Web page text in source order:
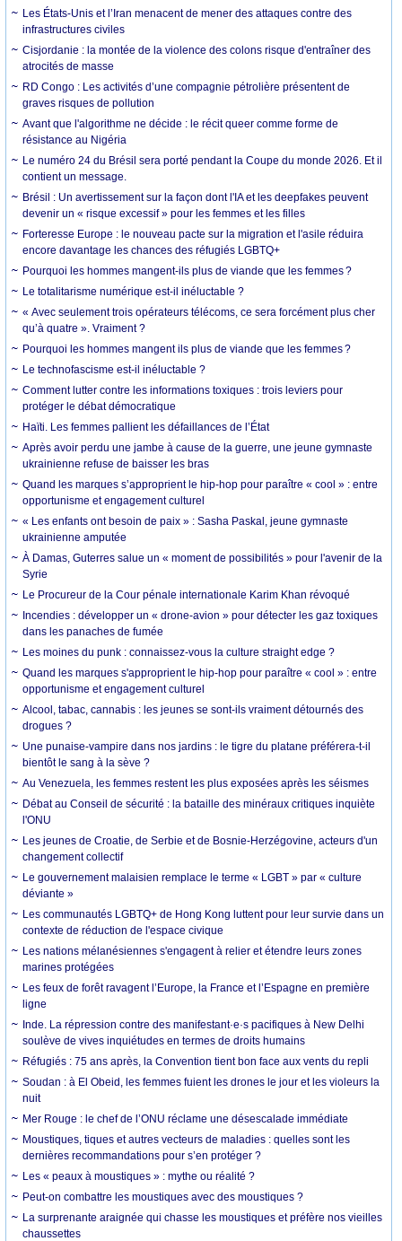
Les États-Unis et l’Iran menacent de mener des attaques contre des
infrastructures civiles
Cisjordanie : la montée de la violence des colons risque d'entraîner des
atrocités de masse
RD Congo : Les activités d’une compagnie pétrolière présentent de
graves risques de pollution
Avant que l'algorithme ne décide : le récit queer comme forme de
résistance au Nigéria
Le numéro 24 du Brésil sera porté pendant la Coupe du monde 2026. Et il
contient un message.
Brésil : Un avertissement sur la façon dont l'IA et les deepfakes peuvent
devenir un « risque excessif » pour les femmes et les filles
Forteresse Europe : le nouveau pacte sur la migration et l'asile réduira
encore davantage les chances des réfugiés LGBTQ+
Pourquoi les hommes mangent-ils plus de viande que les femmes ?
Le totalitarisme numérique est-il inéluctable ?
« Avec seulement trois opérateurs télécoms, ce sera forcément plus cher
qu’à quatre ». Vraiment ?
Pourquoi les hommes mangent ils plus de viande que les femmes ?
Le technofascisme est-il inéluctable ?
Comment lutter contre les informations toxiques : trois leviers pour
protéger le débat démocratique
Haïti. Les femmes pallient les défaillances de l’État
Après avoir perdu une jambe à cause de la guerre, une jeune gymnaste
ukrainienne refuse de baisser les bras
Quand les marques s’approprient le hip-hop pour paraître « cool » : entre
opportunisme et engagement culturel
« Les enfants ont besoin de paix » : Sasha Paskal, jeune gymnaste
ukrainienne amputée
À Damas, Guterres salue un « moment de possibilités » pour l'avenir de la
Syrie
Le Procureur de la Cour pénale internationale Karim Khan révoqué
Incendies : développer un « drone-avion » pour détecter les gaz toxiques
dans les panaches de fumée
Les moines du punk : connaissez-vous la culture straight edge ?
Quand les marques s'approprient le hip-hop pour paraître « cool » : entre
opportunisme et engagement culturel
Alcool, tabac, cannabis : les jeunes se sont-ils vraiment détournés des
drogues ?
Une punaise-vampire dans nos jardins : le tigre du platane préférera-t-il
bientôt le sang à la sève ?
Au Venezuela, les femmes restent les plus exposées après les séismes
Débat au Conseil de sécurité : la bataille des minéraux critiques inquiète
l'ONU
Les jeunes de Croatie, de Serbie et de Bosnie-Herzégovine, acteurs d'un
changement collectif
Le gouvernement malaisien remplace le terme « LGBT » par « culture
déviante »
Les communautés LGBTQ+ de Hong Kong luttent pour leur survie dans un
contexte de réduction de l'espace civique
Les nations mélanésiennes s'engagent à relier et étendre leurs zones
marines protégées
Les feux de forêt ravagent l’Europe, la France et l’Espagne en première
ligne
Inde. La répression contre des manifestant·e·s pacifiques à New Delhi
soulève de vives inquiétudes en termes de droits humains
Réfugiés : 75 ans après, la Convention tient bon face aux vents du repli
Soudan : à El Obeid, les femmes fuient les drones le jour et les violeurs la
nuit
Mer Rouge : le chef de l’ONU réclame une désescalade immédiate
Moustiques, tiques et autres vecteurs de maladies : quelles sont les
dernières recommandations pour s’en protéger ?
Les « peaux à moustiques » : mythe ou réalité ?
Peut-on combattre les moustiques avec des moustiques ?
La surprenante araignée qui chasse les moustiques et préfère nos vieilles
chaussettes